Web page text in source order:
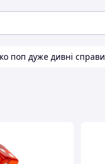
поп дуже дивні справи